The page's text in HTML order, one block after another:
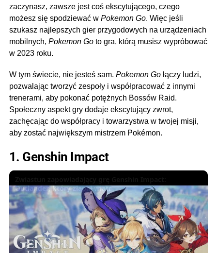
zaczynasz, zawsze jest coś ekscytującego, czego
możesz się spodziewać w Pokemon Go. Więc jeśli
szukasz najlepszych gier przygodowych na urządzeniach
mobilnych, Pokemon Goto gra, którą musisz wypróbować
w 2023 roku.
W tym świecie, nie jesteś sam. Pokemon Gołączy ludzi,
pozwalając tworzyć zespoły i współpracować z innymi
trenerami, aby pokonać potężnych Bossów Raid.
Społeczny aspekt gry dodaje ekscytujący zwrot,
zachęcając do współpracy i towarzystwa w twojej misji,
aby zostać największym mistrzem Pokémon.
1. Genshin Impact
Outlander, który złapał wiatr